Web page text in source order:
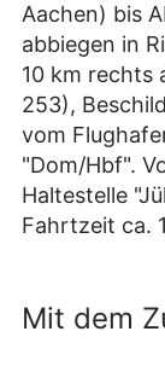
Aachen) bis
abbiegen in
10 km rechts
253),
vom
"Dom/Hbf".
Haltestelle
Fahrtzeit ca.
Mit dem